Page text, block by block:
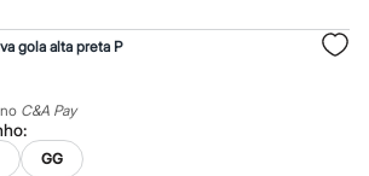
gola alta preta P
C&A Pay
:
GG